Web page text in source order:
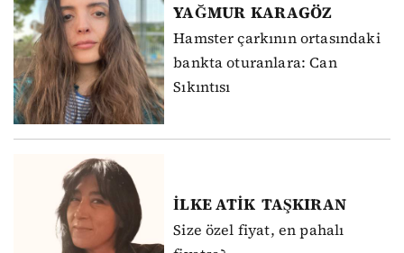
YAĞMUR KARAGÖZ
Hamster çarkının ortasındaki
bankta oturanlara: Can
Sıkıntısı
İLKE ATİK TAŞKIRAN
Size özel fiyat, en pahalı